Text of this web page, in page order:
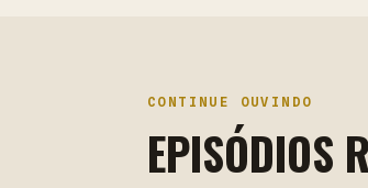
CONTINUE OUVINDO
EPISÓDIOS